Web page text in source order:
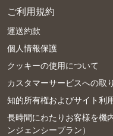
ご利用規約
運送約款
個人情報保護
クッキーの使用について
カスタマーサービスへの取
知的所有権およびサイト利
長時間にわたりお客様を機
ンジェンシープラン）